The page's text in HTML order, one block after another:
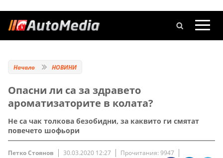
Начало НОВИНИ
Опасни ли са за здравето
ароматизаторите в колата?
Не са чак толкова безобидни, за каквито ги смятат
повечето шофьори
Петко Стоянов 30.03.2020 12:27 Прочитания: 9947